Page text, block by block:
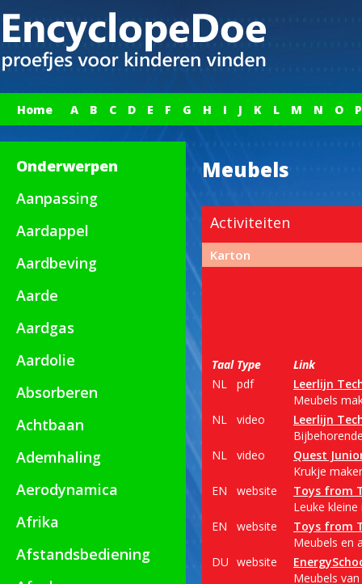
Home A B C D E F G H I J K L M N O P
Onderwerpen
Aanpassing
Aardappel
Aardbeving
Aarde
Aardgas
Aardolie
Absorberen
Achtbaan
Ademhaling
Aerodynamica
Afrika
Afstandsbediening
Meubels
Activiteiten
Karton
Taal Type
Link
NL
pdf
Leerlijn
Meubels
NL
video
Leerlijn
NL
video
Quest
Krukje
EN
website
Toys from
Leuke
EN
website
Toys from
Meubels en
DU website
Meubels